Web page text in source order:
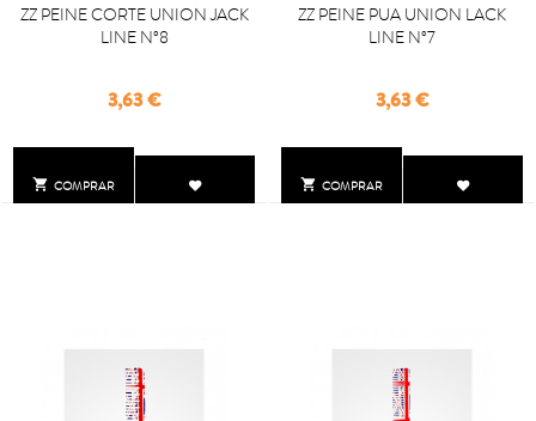
 COMPRAR
ZZ PEINE CORTE UNION JACK
LINE Nº8
Precio
3,63 €
 COMPRAR
ZZ PEINE PUA UNION LACK
LINE Nº7
Precio
3,63 €